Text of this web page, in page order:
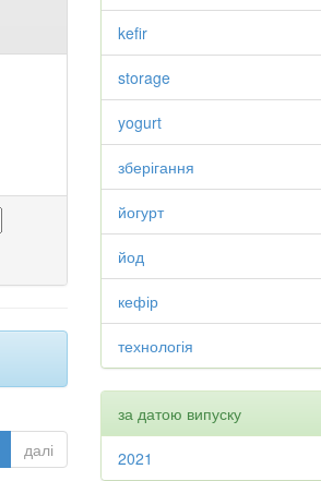
далі
kefir
storage
yogurt
зберігання
йогурт
йод
кефір
технологія
за датою випуску
2021